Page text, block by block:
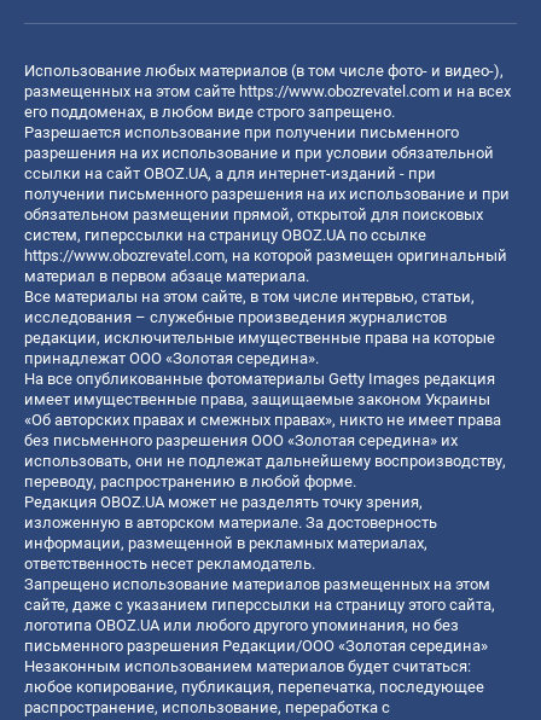
Использование любых материалов (в том числе фото- и видео-),
размещенных на этом сайте https://www.obozrevatel.com и на всех
его поддоменах, в любом виде строго запрещено.
Разрешается использование при получении письменного
разрешения на их использование и при условии обязательной
ссылки на сайт OBOZ.UA, а для интернет-изданий - при
получении письменного разрешения на их использование и при
обязательном размещении прямой, открытой для поисковых
систем, гиперссылки на страницу OBOZ.UA по ссылке
https://www.obozrevatel.com, на которой размещен оригинальный
материал в первом абзаце материала.
Все материалы на этом сайте, в том числе интервью, статьи,
исследования – служебные произведения журналистов
редакции, исключительные имущественные права на которые
принадлежат ООО «Золотая середина».
На все опубликованные фотоматериалы Getty Images редакция
имеет имущественные права, защищаемые законом Украины
«Об авторских правах и смежных правах», никто не имеет права
без письменного разрешения ООО «Золотая середина» их
использовать, они не подлежат дальнейшему воспроизводству,
переводу, распространению в любой форме.
Редакция OBOZ.UA может не разделять точку зрения,
изложенную в авторском материале. За достоверность
информации, размещенной в рекламных материалах,
ответственность несет рекламодатель.
Запрещено использование материалов размещенных на этом
сайте, даже с указанием гиперссылки на страницу этого сайта,
логотипа OBOZ.UA или любого другого упоминания, но без
письменного разрешения Редакции/ООО «Золотая середина»
Незаконным использованием материалов будет считаться:
любое копирование, публикация, перепечатка, последующее
распространение, использование, переработка с